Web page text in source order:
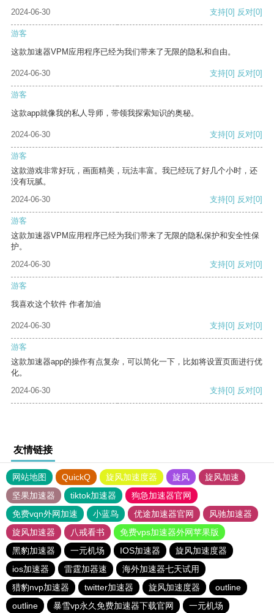
2024-06-30 支持[0] 反对[0]
游客
这款加速器VPM应用程序已经为我们带来了无限的隐私和自由。
2024-06-30 支持[0] 反对[0]
游客
这款app就像我的私人导师，带领我探索知识的奥秘。
2024-06-30 支持[0] 反对[0]
游客
这款游戏非常好玩，画面精美，玩法丰富。我已经玩了好几个小时，还
没有玩腻。
2024-06-30
支持[0] 反对[0]
游客
这款加速器VPM应用程序已经为我们带来了无限的隐私保护和安全性保
护。
2024-06-30
支持[0] 反对[0]
游客
我喜欢这个软件 作者加油
2024-06-30 支持[0] 反对[0]
游客
这款加速器app的操作有点复杂，可以简化一下，比如将设置页面进行优
化。
2024-06-30
支持[0] 反对[0]
友情链接
网站地图 QuickQ 旋风加速度器 旋风
旋风加速
坚果加速器
tiktok加速器
狗急加速器官网
免费vqn外网加速
小蓝鸟 优途加速器官网
风驰加速器
旋风加速器
八戒看书
免费vps加速器外网苹果版
黑豹加速器
一元机场 IOS加速器
旋风加速度器
ios加速器
雷霆加器速
海外加速器七天试用
猎豹nvp加速器
twitter加速器 旋风加速度器
outline
outline
暴雪vp永久免费加速器下载官网 一元机场